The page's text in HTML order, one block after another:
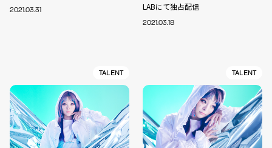
2021.03.31
LABにて独占配信
2021.03.18
TALENT TALENT